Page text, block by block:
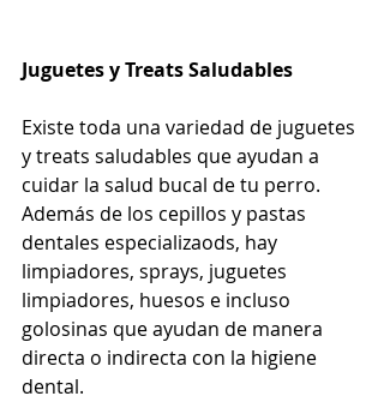
Juguetes y Treats Saludables
Existe toda una variedad de juguetes
y treats saludables que ayudan a
cuidar la salud bucal de tu perro.
Además de los cepillos y pastas
dentales especializaods, hay
limpiadores, sprays, juguetes
limpiadores, huesos e incluso
golosinas que ayudan de manera
directa o indirecta con la higiene
dental.